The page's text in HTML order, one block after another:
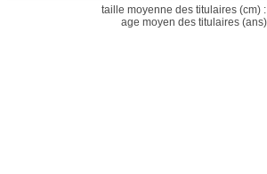
taille moyenne des titulaires (cm) :
age moyen des titulaires